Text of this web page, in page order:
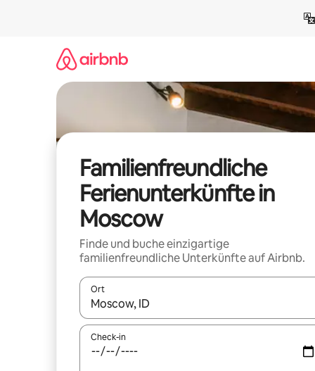
Familienfreundliche
Ferienunterkünfte in
Moscow
Finde und buche einzigartige
familienfreundliche Unterkünfte auf Airbnb.
Ort
Wenn Ergebnisse verfügbar sind, navigiere mit
Check-in